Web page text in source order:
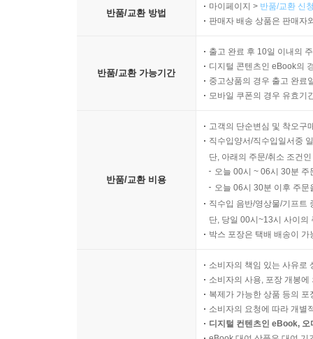
반품/교환 방법
마이페이지 > 반품/교환 신
판매자 배송 상품은 판매자
반품/교환 가능기간
출고 완료 후 10일 이내의
디지털 콘텐츠인 eBook의
중고상품의 경우 출고 완료
모바일 쿠폰의 경우 유효기
반품/교환 비용
고객의 단순변심 및 착오구
직수입양서/직수입일서중
단, 아래의 주문/취소 조건
오늘 00시 ~ 06시 30분
오늘 06시 30분 이후 주
직수입 음반/영상물/기프트
단, 당일 00시~13시 사이의
박스 포장은 택배 배송이
소비자의 책임 있는 사유로
소비자의 사용, 포장 개봉
복제가 가능한 상품 등의
소비자의 요청에 따라 개별
디지털 컨텐츠인 eBook,